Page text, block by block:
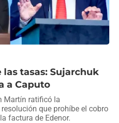
tasas: Sujarchuk
a Caputo
Martín ratificó la
que prohíbe el cobro
factura de Edenor.